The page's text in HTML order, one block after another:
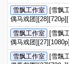
雪飘工作室
[雪飘
偶马戏团
雪飘工作室
[雪飘
偶马戏团
雪飘工作室
[雪飄